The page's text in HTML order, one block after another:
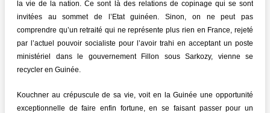
la vie de la nation. Ce sont là des relations de copinage qui se sont
invitées au sommet de l’Etat guinéen. Sinon, on ne peut pas
comprendre qu’un retraité qui ne représente plus rien en France, rejeté
par l’actuel pouvoir socialiste pour l’avoir trahi en acceptant un poste
ministériel dans le gouvernement Fillon sous Sarkozy, vienne se
recycler en Guinée.
Kouchner au crépuscule de sa vie, voit en la Guinée une opportunité
exceptionnelle de faire enfin fortune, en se faisant passer pour un